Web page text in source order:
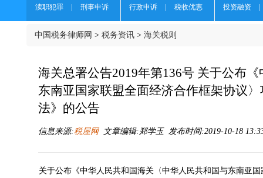
渎职犯罪
刑事申诉
行政申诉
税收优惠
投资融资
中国税务律师网 > 税务资讯 > 海关税则
海关总署公告2019年第136号 关于公布
东南亚国家联盟全面经济合作框架协议
法》的公告
信息来源:税屋网文章编辑:郑学玉 发布时间:2019-10-18
关于公布《中华人民共和国海关〈中华人民共和国与东南亚